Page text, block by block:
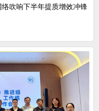
络吹响下半年提质增效冲锋